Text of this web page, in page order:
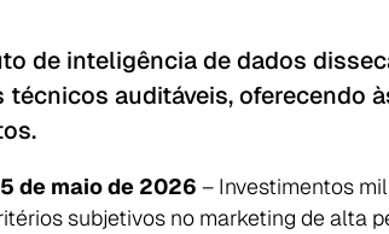
de inteligência de dados
técnicos auditáveis, oferecendo
de maio de 2026 – Investimentos
subjetivos no marketing de alta